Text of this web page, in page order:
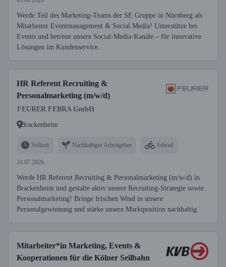
Werde Teil des Marketing-Teams der SE Gruppe in Nürnberg als
Mitarbeiter Eventmanagement & Social Media! Unterstütze bei
Events und betreue unsere Social-Media-Kanäle – für innovative
Lösungen im Kundenservice.
HR Referent Recruiting &
Personalmarketing (m/w/d)
FEURER FEBRA GmbH
Brackenheim
Vollzeit Nachhaltiger Arbeitgeber Jobrad
24.07.2026
Werde HR Referent Recruiting & Personalmarketing (m/w/d) in
Brackenheim und gestalte aktiv unsere Recruiting-Strategie sowie
Personalmarketing! Bringe frischen Wind in unsere
Personalgewinnung und stärke unsere Marktposition nachhaltig.
Mitarbeiter*in Marketing, Events &
Kooperationen für die Kölner Seilbahn